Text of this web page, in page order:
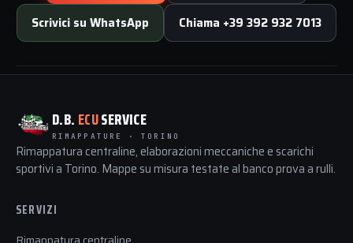
Scrivici su WhatsApp Chiama +39 392 932 7013
D.B. ECUSERVICE
RIMAPPATURE · TORINO
Rimappatura centraline, elaborazioni meccaniche e scarichi
sportivi a Torino. Mappe su misura testate al banco prova a rulli.
SERVIZI